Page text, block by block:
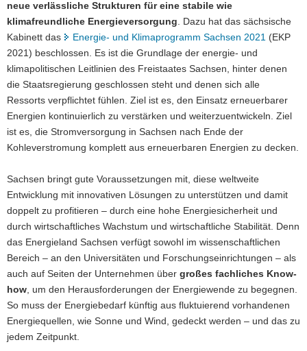
neue verlässliche Strukturen für eine stabile wie
klimafreundliche Energieversorgung . Dazu hat das sächsische
Kabinett das
Energie- und Klimaprogramm Sachsen 2021 (EKP
2021) beschlossen. Es ist die Grundlage der energie- und
klimapolitischen Leitlinien des Freistaates Sachsen, hinter denen
die Staatsregierung geschlossen steht und denen sich alle
Ressorts verpflichtet fühlen. Ziel ist es, den Einsatz erneuerbarer
Energien kontinuierlich zu verstärken und weiterzuentwickeln. Ziel
ist es, die Stromversorgung in Sachsen nach Ende der
Kohleverstromung komplett aus erneuerbaren Energien zu decken.
Sachsen bringt gute Voraussetzungen mit, diese weltweite
Entwicklung mit innovativen Lösungen zu unterstützen und damit
doppelt zu profitieren – durch eine hohe Energiesicherheit und
durch wirtschaftliches Wachstum und wirtschaftliche Stabilität. Denn
das Energieland Sachsen verfügt sowohl im wissenschaftlichen
Bereich – an den Universitäten und Forschungseinrichtungen – als
auch auf Seiten der Unternehmen über großes fachliches Know-
how , um den Herausforderungen der Energiewende zu begegnen.
So muss der Energiebedarf künftig aus fluktuierend vorhandenen
Energiequellen, wie Sonne und Wind, gedeckt werden – und das zu
jedem Zeitpunkt.